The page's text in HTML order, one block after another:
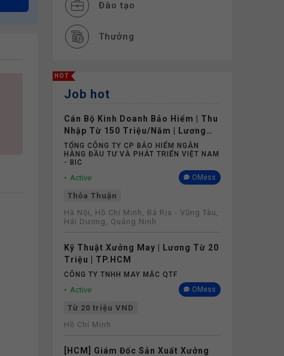
Đào tạo
Thưởng
Bảo hiểm
Khám sức khỏe
HOT
Job hot
Cán Bộ Kinh Doanh Bảo Hiểm | Thu
Nhập Từ 150 Triệu/Năm | Lương
Cứng Không Phụ Thuộc Doanh Số
TỔNG CÔNG TY CP BẢO HIỂM NGÂN
HÀNG ĐẦU TƯ VÀ PHÁT TRIỂN VIỆT NAM
- BIC
Active OMess
Thỏa Thuận
Hà Nội, Hồ Chí Minh, Bà Rịa - Vũng Tàu,
Hải Dương, Quảng Ninh
Kỹ Thuật Xưởng May | Lương Từ 20
Triệu | TP.HCM
CÔNG TY TNHH MAY MẶC QTF
Active OMess
Từ 20 triệu VND
Hồ Chí Minh
[HCM] Giám Đốc Sản Xuất Xưởng